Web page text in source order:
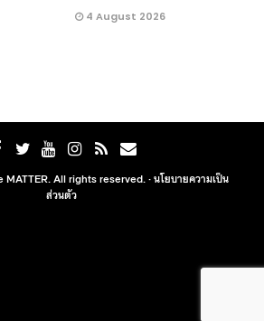
4 August 2026
All rights reserved. ·นโยบายความเป็น
ส่วนตัว